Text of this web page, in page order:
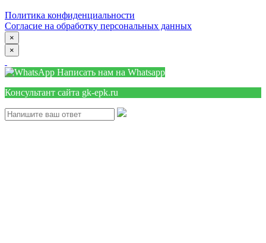
Политика конфиденциальности
Согласие на обработку персональных данных
×
×
Написать нам на Whatsapp
Консультант сайта gk-epk.ru